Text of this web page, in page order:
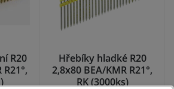
R20
Hřebíky hladké R20
2,8x80 BEA/KMR R21°,
RK (3000ks)